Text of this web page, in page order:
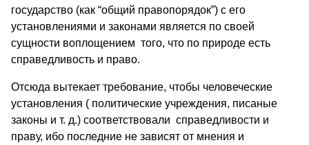
государство (как “общий правопорядок”) с его
установлениями и законами является по своей
сущности воплощением того, что по природе есть
справедливость и право.
Отсюда вытекает требование, чтобы человеческие
установления ( политические учреждения, писаные
законы и т. д.) соответствовали справедливости и
праву, ибо последние не зависят от мнения и